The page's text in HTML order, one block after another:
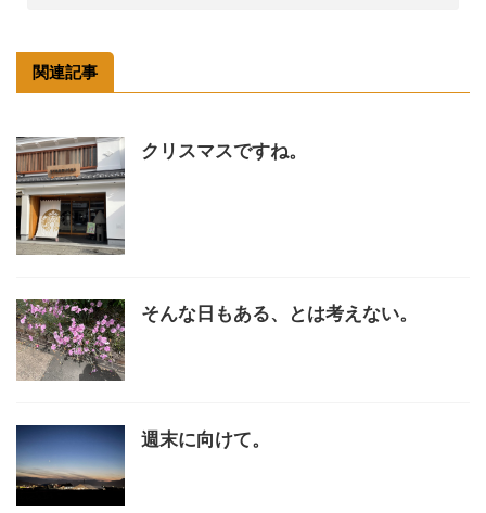
関連記事
クリスマスですね。
そんな日もある、とは考えない。
週末に向けて。